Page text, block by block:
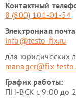
Контактный
8 (800) 101-01-54
Электронная
info@testo-fix.ru
для юридических
manager@fix-
График работы:
ПН-ВСК с 9:00 до